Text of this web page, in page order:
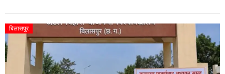
बिलासपुर